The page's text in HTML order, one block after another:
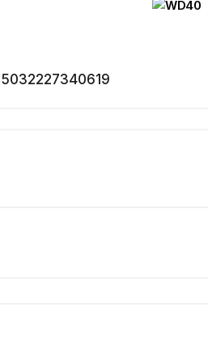
5032227340619